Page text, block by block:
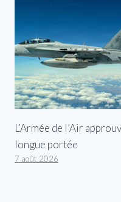
L’Armée de l’Air
longue portée
7 août 2026